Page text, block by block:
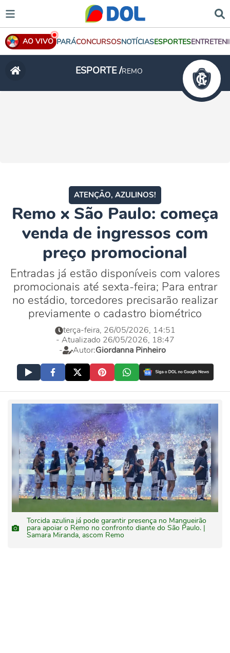
AO VIVO PARÁCONCURSOSNOTÍCIASESPORTES
ESPORTE /REMO
ATENÇÃO, AZULINOS!
Remo x São Paulo: começa
venda de ingressos com
preço promocional
Entradas já estão disponíveis com valores
promocionais até sexta-feira; Para entrar
no estádio, torcedores precisarão realizar
previamente o cadastro biométrico
terça-feira, 26/05/2026, 14:51
- Atualizado 26/05/2026, 18:47
-
Autor:Giordanna Pinheiro
Torcida azulina já pode garantir presença no Mangueirão
para apoiar o Remo no confronto diante do São Paulo. |
Samara Miranda, ascom Remo